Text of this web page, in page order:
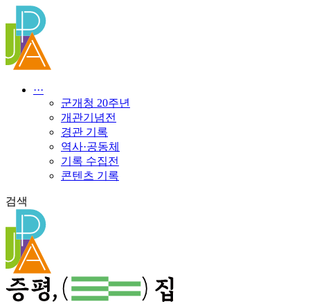
텐
로
건
···
군개청 20주년
개관기념전
경관 기록
역사·공동체
기록 수집전
콘텐츠 기록
검색